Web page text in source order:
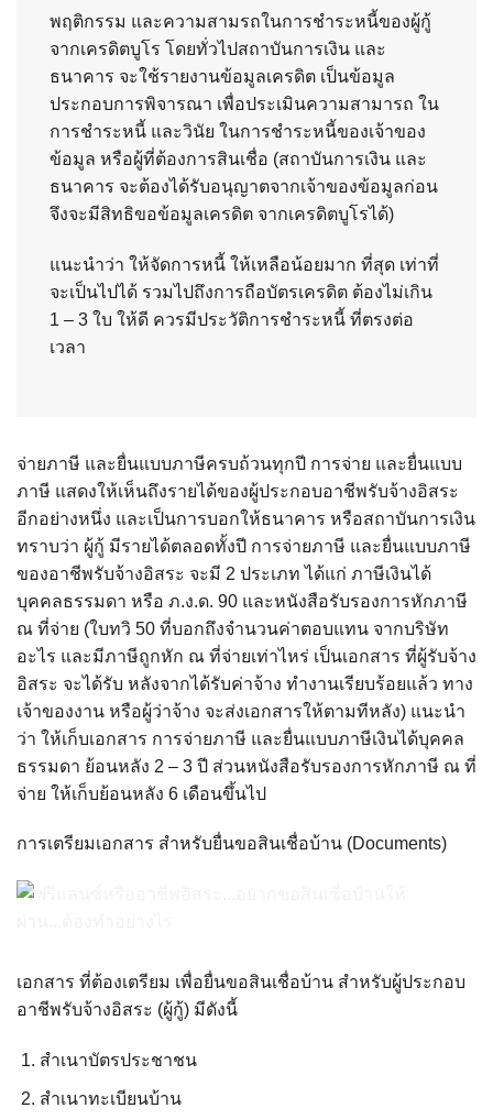
พฤติกรรม และความสามรถในการชำระหนี้ของผู้กู้
จากเครดิตบูโร โดยทั่วไปสถาบันการเงิน และ
ธนาคาร จะใช้รายงานข้อมูลเครดิต เป็นข้อมูล
ประกอบการพิจารณา เพื่อประเมินความสามารถ ใน
การชำระหนี้ และวินัย ในการชำระหนี้ของเจ้าของ
ข้อมูล หรือผู้ที่ต้องการสินเชื่อ (สถาบันการเงิน และ
ธนาคาร จะต้องได้รับอนุญาตจากเจ้าของข้อมูลก่อน
จึงจะมีสิทธิขอข้อมูลเครดิต จากเครดิตบูโรได้)
แนะนำว่า ให้จัดการหนี้ ให้เหลือน้อยมาก ที่สุด เท่าที่
จะเป็นไปได้ รวมไปถึงการถือบัตรเครดิต ต้องไม่เกิน
1 – 3 ใบ ให้ดี ควรมีประวัติการชำระหนี้ ที่ตรงต่อ
เวลา
จ่ายภาษี และยื่นแบบภาษีครบถ้วนทุกปี การจ่าย และยื่นแบบ
ภาษี แสดงให้เห็นถึงรายได้ของผู้ประกอบอาชีพรับจ้างอิสระ
อีกอย่างหนึ่ง และเป็นการบอกให้ธนาคาร หรือสถาบันการเงิน
ทราบว่า ผู้กู้ มีรายได้ตลอดทั้งปี การจ่ายภาษี และยื่นแบบภาษี
ของอาชีพรับจ้างอิสระ จะมี 2 ประเภท ได้แก่ ภาษีเงินได้
บุคคลธรรมดา หรือ ภ.ง.ด. 90 และหนังสือรับรองการหักภาษี
ณ ที่จ่าย (ใบทวิ 50 ที่บอกถึงจำนวนค่าตอบแทน จากบริษัท
อะไร และมีภาษีถูกหัก ณ ที่จ่ายเท่าไหร่ เป็นเอกสาร ที่ผู้รับจ้าง
อิสระ จะได้รับ หลังจากได้รับค่าจ้าง ทำงานเรียบร้อยแล้ว ทาง
เจ้าของงาน หรือผู้ว่าจ้าง จะส่งเอกสารให้ตามทีหลัง) แนะนำ
ว่า ให้เก็บเอกสาร การจ่ายภาษี และยื่นแบบภาษีเงินได้บุคคล
ธรรมดา ย้อนหลัง 2 – 3 ปี ส่วนหนังสือรับรองการหักภาษี ณ ที่
จ่าย ให้เก็บย้อนหลัง 6 เดือนขึ้นไป
การเตรียมเอกสาร สำหรับยื่นขอสินเชื่อบ้าน (Documents)
เอกสาร ที่ต้องเตรียม เพื่อยื่นขอสินเชื่อบ้าน สำหรับผู้ประกอบ
อาชีพรับจ้างอิสระ (ผู้กู้) มีดังนี้
สำเนาบัตรประชาชน
สำเนาทะเบียนบ้าน